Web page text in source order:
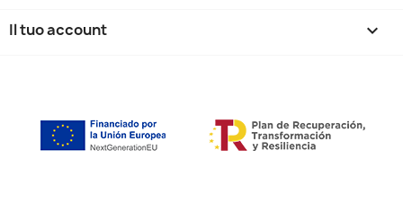
Il tuo account 